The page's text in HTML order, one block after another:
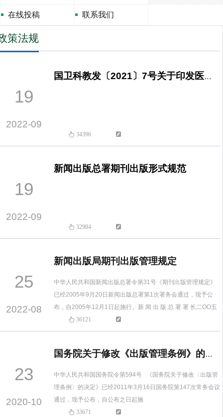
在线投稿 联系我们
策法规
19
2022-09
国卫科教发〔2021〕7号关于印发医学科研诚信和相关行为规范的通知
34396
19
2022-09
新闻出版总署期刊出版形式规范
32984
25
2022-08
新闻出版局期刊出版管理规定
中华人民共和国新闻出版总署令第31号《期刊出版管理规定》
已经2005年9月20日新闻出版总署第1次署务会通过，现予公
布，自2005年12月1日起施行。新 闻 出 版 总 署 署 长二OO五
年九月三十日第一章 总 则第一条为了促进我国期刊业的繁荣
和发展，规范期刊出版活动，加强期刊出版管理，根据国务院
华人民共和国境内从事期刊出版活动，适用本规定。…
36121
23
2020-10
国务院关于修改《出版管理条例》的决定
中华人民共和国国务院令第594号 《国务院关于修改〈出版管
理条例〉的决定》已经2011年3月16日国务院第147次常务会议
通过，现予公布，自公布之日起施
行。
33671